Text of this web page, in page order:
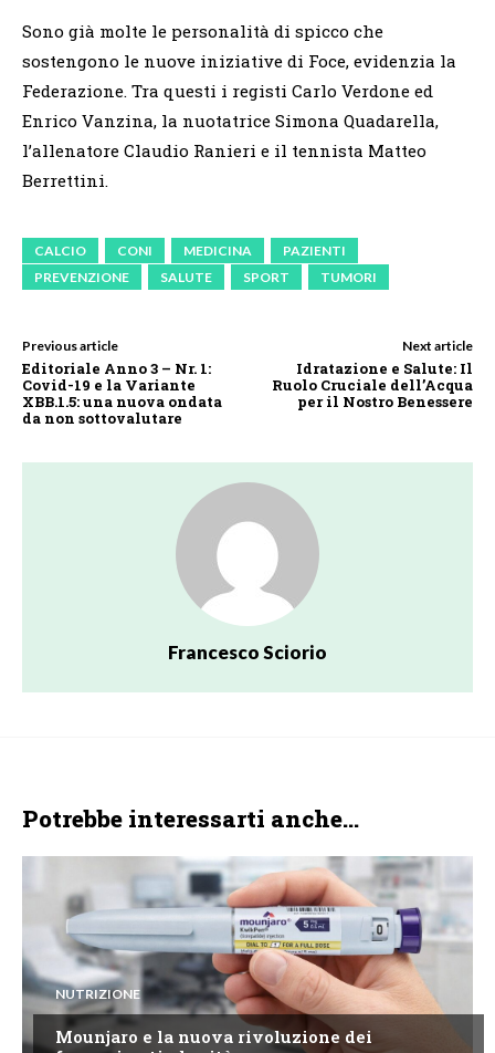
Sono già molte le personalità di spicco che
sostengono le nuove iniziative di Foce, evidenzia la
Federazione. Tra questi i registi Carlo Verdone ed
Enrico Vanzina, la nuotatrice Simona Quadarella,
l’allenatore Claudio Ranieri e il tennista Matteo
Berrettini.
CALCIO CONI MEDICINA
PAZIENTI
PREVENZIONE
SALUTE SPORT TUMORI
Previous article
Editoriale Anno 3 – Nr. 1:
Covid-19 e la Variante
XBB.1.5: una nuova ondata
da non sottovalutare
Next article
Idratazione e Salute: Il
Ruolo Cruciale dell’Acqua
per il Nostro Benessere
Francesco Sciorio
Potrebbe interessarti anche...
NUTRIZIONE
Mounjaro e la nuova rivoluzione dei